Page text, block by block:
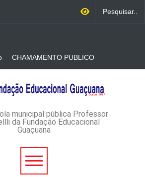
CHAMAMENTO PÚBLICO
CREDENCIAMENTO DE
IMPRESSOS
DE
municipal pública Professor
da Fundação Educacional
Guaçuana